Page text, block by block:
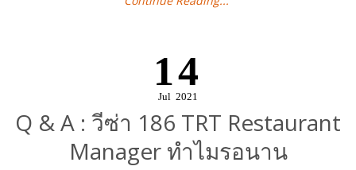
14
Jul 2021
Q & A : วีซ่า 186 TRT Restaurant
Manager ทำไมรอนาน